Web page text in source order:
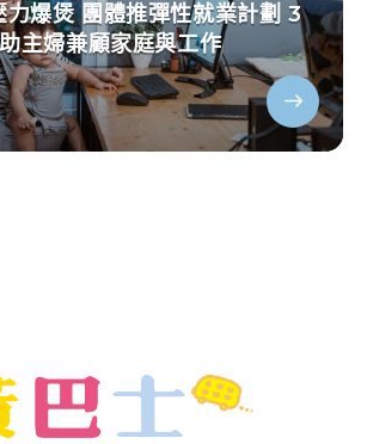
力爆煲 團體推彈性就業計劃 3
主婦兼顧家庭與工作